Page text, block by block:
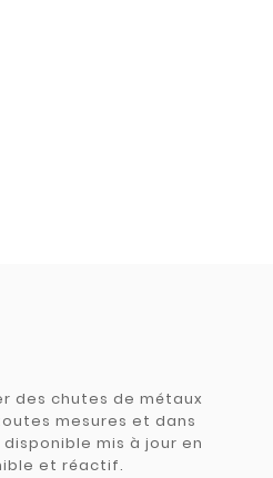
des chutes de métaux
mesures et dans
mis à jour en
et réactif.